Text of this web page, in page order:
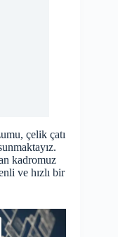
çelik çatı
kadromuz
ve hızlı bir